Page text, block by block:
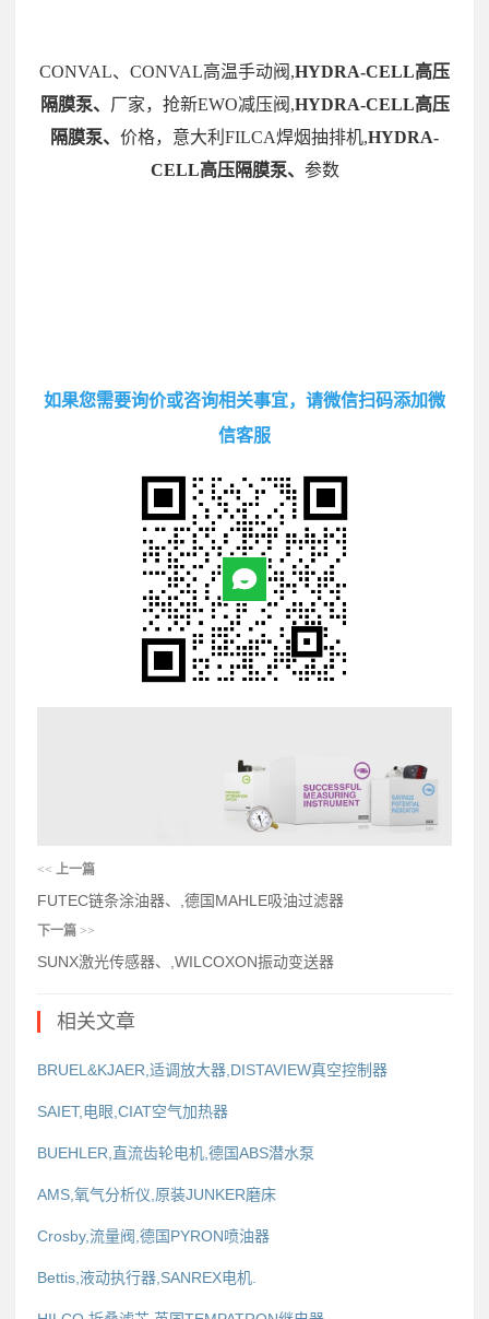
CONVAL、CONVAL高温手动阀,HYDRA-CELL高压
隔膜泵、 厂家，抢新EWO减压阀,HYDRA-CELL高压
隔膜泵、 价格，意大利FILCA焊烟抽排机,HYDRA-
CELL高压隔膜泵、 参数
如果您需要询价或咨询相关事宜，请微信扫码添加微
信客服
<< 上一篇
FUTEC链条涂油器、,德国MAHLE吸油过滤器
下一篇 >>
SUNX激光传感器、,WILCOXON振动变送器
相关文章
BRUEL&KJAER,适调放大器,DISTAVIEW真空控制器
SAIET,电眼,CIAT空气加热器
BUEHLER,直流齿轮电机,德国ABS潜水泵
AMS,氧气分析仪,原装JUNKER磨床
Crosby,流量阀,德国PYRON喷油器
Bettis,液动执行器,SANREX电机.